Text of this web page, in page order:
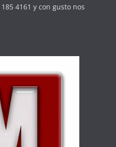
4161 y con gusto nos